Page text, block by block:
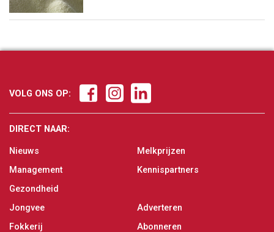
VOLG ONS OP:
DIRECT NAAR:
Nieuws
Management
Gezondheid
Jongvee
Fokkerij
Melkprijzen
Kennispartners
Adverteren
Abonneren